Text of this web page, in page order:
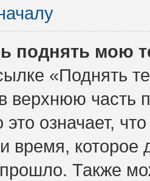
поднять мою
«Поднять
верхнюю часть
это означает,
время, которое
Также